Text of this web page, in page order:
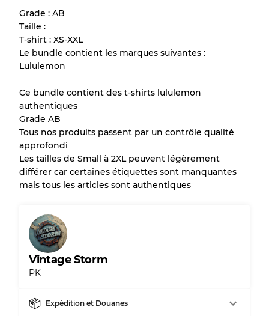
de chaque article avant l'achat.
Il y a une marge d'erreur allant jusqu'à
en raison de la vente en gros
Notre système à 3 niveaux
Qualité APresque neuf, usure légère
Qualité BPeu utilisé
Répartition pour ratios mixtes
Qualité AB
Qualité BC
60% B, 40% C
Grade : AB
Taille :
T-shirt : XS-XXL
Le bundle contient les marques suivantes :
Lululemon
Ce bundle contient des t-shirts lululemon
authentiques
Grade AB
Tous nos produits passent par un contrôle qualité
approfondi
Les tailles de Small à 2XL peuvent légèrement
différer car certaines étiquettes sont manquantes
mais tous les articles sont authentiques
Vintage Storm
PK
Expédition et Douanes